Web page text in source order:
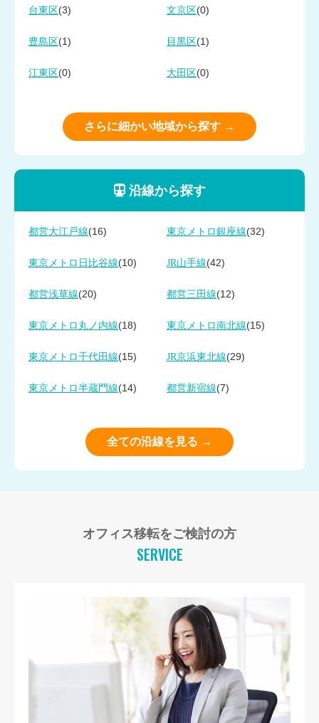
台東区 (3) 文京区 (0)
豊島区 (1) 目黒区 (1)
江東区 (0) 大田区 (0)
さらに細かい地域から探す →
沿線から探す
都営大江戸線(16) 東京メトロ銀座線(32)
東京メトロ日比谷線(10) JR山手線(42)
都営浅草線(20) 都営三田線(12)
東京メトロ丸ノ内線(18) 東京メトロ南北線(15)
東京メトロ千代田線(15) JR京浜東北線(29)
東京メトロ半蔵門線(14) 都営新宿線(7)
全ての沿線を見る →
オフィス移転をご検討の方
SERVICE